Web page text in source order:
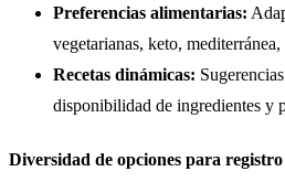
Preferencias alimentarias:
vegetarianas, keto, mediterránea,
Recetas dinámicas:
disponibilidad de ingredientes y
Diversidad de opciones para